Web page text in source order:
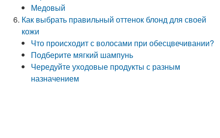
Медовый
Как выбрать правильный оттенок блонд для своей
кожи
Что происходит с волосами при обесцвечивании?
Подберите мягкий шампунь
Чередуйте уходовые продукты с разным
назначением